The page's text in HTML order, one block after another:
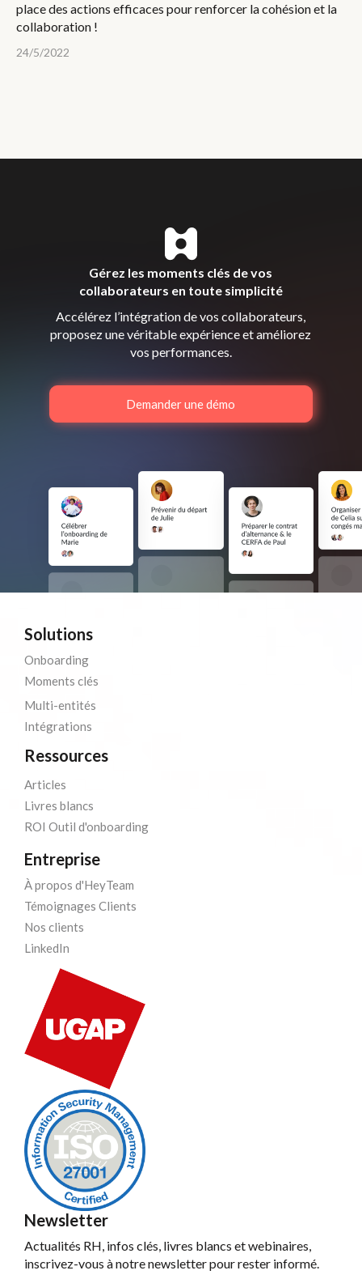
place des actions efficaces pour renforcer la cohésion et la
collaboration !
24/5/2022
Gérez les moments clés de vos
collaborateurs en toute simplicité
Accélérez l’intégration de vos collaborateurs,
proposez une véritable expérience et améliorez
vos performances.
Demander une démo
Solutions
Onboarding
Moments clés
Multi-entités
Intégrations
Ressources
Articles
Livres blancs
ROI Outil d'onboarding
Entreprise
À propos d'HeyTeam
Témoignages Clients
Nos clients
LinkedIn
Newsletter
Actualités RH, infos clés, livres blancs et webinaires,
inscrivez-vous à notre newsletter pour rester informé.